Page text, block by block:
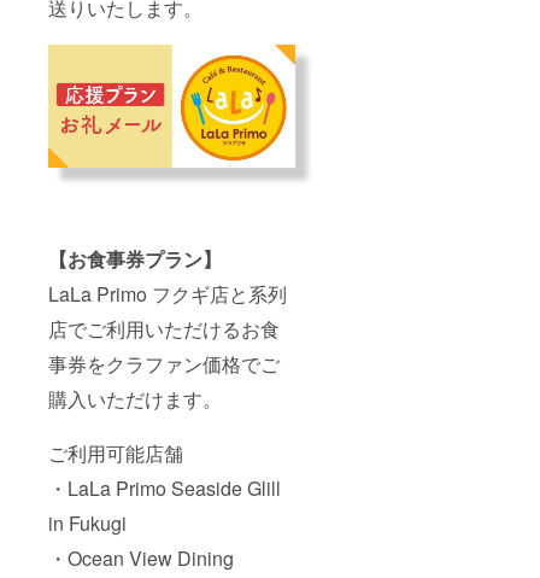
送りいたします。
【お食事券プラン】
LaLa Primo フクギ店と系列
店でご利用いただけるお食
事券をクラファン価格でご
購入いただけます。
ご利用可能店舗
・LaLa Primo Seaside Glill
in Fukugi
・Ocean View Dining